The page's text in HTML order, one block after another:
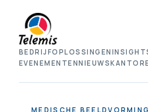
BEDRIJFOPLOSSINGEN
EVENEMENTENNIEUWS
MEDISCHE